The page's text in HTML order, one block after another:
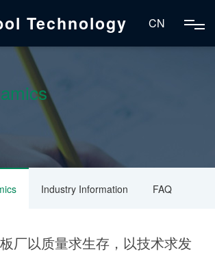
Technology CN
Industry Information FAQ
厂以质量求生存，以技术求发